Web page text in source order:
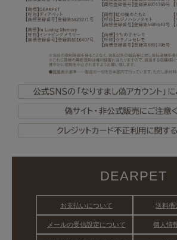
DEARPET
お支払いについて 送料/
メールの受信設定について 個人情